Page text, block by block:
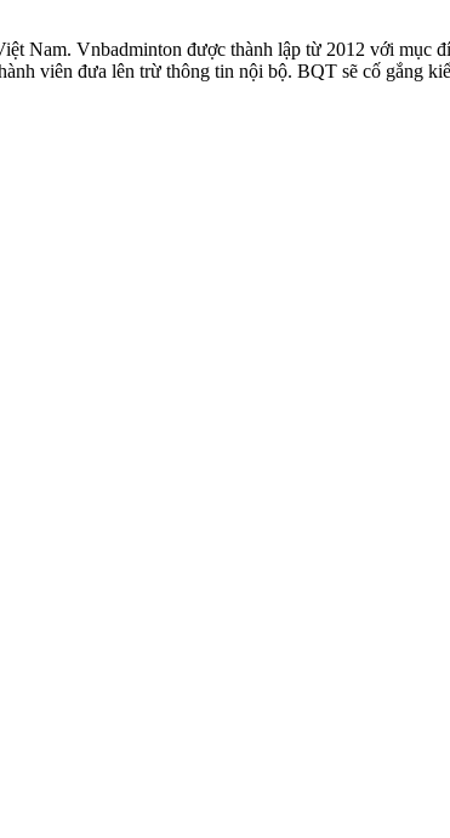
Nam. Vnbadminton được thành lập từ 2012 với mục
viên đưa lên trừ thông tin nội bộ. BQT sẽ cố gắng